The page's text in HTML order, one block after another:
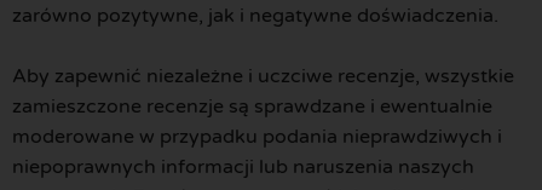
zarówno pozytywne, jak i negatywne doświadczenia.
Aby zapewnić niezależne i uczciwe recenzje, wszystkie
zamieszczone recenzje są sprawdzane i ewentualnie
moderowane w przypadku podania nieprawdziwych i
niepoprawnych informacji lub naruszenia naszych